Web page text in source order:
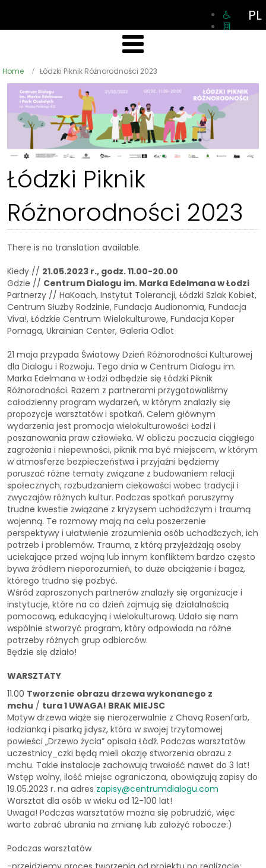
PL
Home Łódzki Piknik Różnorodności 2023
Łódzki Piknik
Różnorodności 2023
There is no translation available.
Kiedy // 21.05.2023 r., godz. 11.00-20.00
Gdzie // Centrum Dialogu im. Marka Edelmana w Łodzi
Partnerzy // HaKoach, Instytut Tolerancji, Łódzki Szlak Kobiet,
Centrum Służby Rodzinie, Fundacja Audionomia, Fundacja
Viva!, Łódzkie Centrum Wielokulturowe, Fundacja Koper
Pomaga, Ukrainian Center, Galeria Odlot
21 maja przypada Światowy Dzień Różnorodności Kulturowej
dla Dialogu i Rozwoju. Tego dnia w Centrum Dialogu im.
Marka Edelmana w Łodzi odbędzie się Łódzki Piknik
Różnorodności. Razem z partnerami przygotowaliśmy
całodzienny program wydarzeń, w którym znalazły się
propozycje warsztatów i spotkań. Celem głównym
wydarzenia jest promocja wielokulturowości Łodzi i
poszanowania praw człowieka. W obliczu poczucia ciągłego
zagrożenia i niepewności, piknik ma być miejscem, w którym
w atmosferze bezpieczeństwa i przyjaźni będziemy
poruszać różne tematy związane z budowaniem relacji
społecznych, rozbudzaniem ciekawości wobec tradycji i
zwyczajów różnych kultur. Podczas spotkań poruszymy
trudne kwestie związane z kryzysem uchodźczym i traumą
wojenną. Te rozmowy mają na celu poszerzenie
perspektywy i ułatwienie zrozumienia osób uchodźczych, ich
potrzeb i problemów. Trauma, z którą przyjeżdżają osoby
uciekające przed wojną lub innym konfliktem bardzo często
bywa źródłem nieporozumień, to duże obciążenie i bagaż,
którego trudno się pozbyć.
Wśród zaproszonych partnerów znalazły się organizacje i
instytucje, które na co dzień zajmują się działalnością
pomocową, edukacyjną i wielokulturową. Udało się nam
wspólnie stworzyć program, który odpowiada na różne
potrzeby różnych grup odbiorców.
Będzie się działo!
WARSZTATY
11.00 Tworzenie obrazu drzewa wykonanego z
mchu / tura 1 UWAGA! BRAK MIEJSC
Motyw drzewa wiąże się nierozerwalnie z Chavą Rosenfarb,
łodzianką i pisarką jidysz, która w swojej trzytomowej
powieści „Drzewo życia” opisała Łódź. Podczas warsztatów
uczestnicy_czki będą mieli okazję stworzenia obrazu z
mchu. Takie instalacje zachowują trwałość nawet do 3 lat!
Wstęp wolny, ilość miejsc ograniczona, obowiązują zapisy do
19.05.2023 r. na adres zapisy@centrumdialogu.com
Warsztat dla osób w wieku od 12-100 lat!
Uwaga! Podczas warsztatów można się pobrudzić, więc
warto zabrać ubrania na zmianę lub założyć robocze:)
Podczas warsztatów